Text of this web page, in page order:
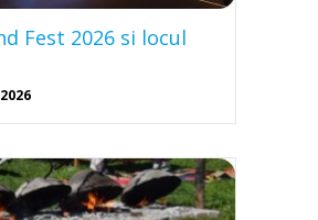
Fest 2026 si locul